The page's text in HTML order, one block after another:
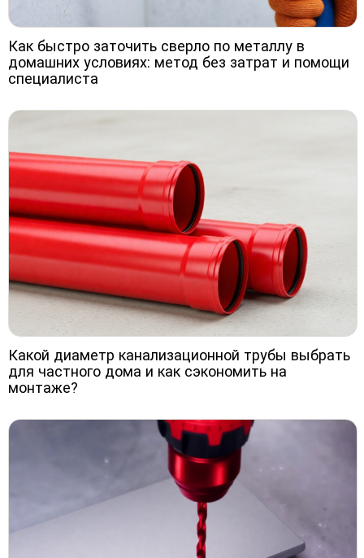
Как быстро заточить сверло по металлу в
домашних условиях: метод без затрат и помощи
специалиста
Какой диаметр канализационной трубы выбрать
для частного дома и как сэкономить на
монтаже?